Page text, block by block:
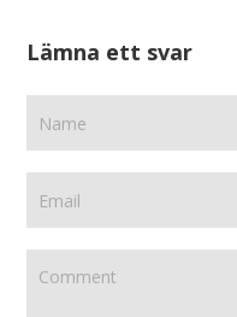
Lämna ett svar